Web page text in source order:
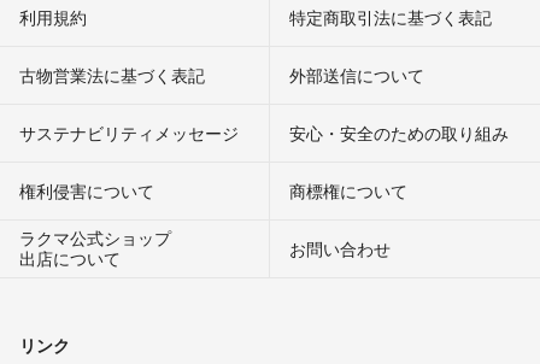
利用規約 特定商取引法に基づく表記
古物営業法に基づく表記 外部送信について
サステナビリティメッセージ 安心・安全のための取り組み
権利侵害について
商標権について
ラクマ公式ショップ
出店について
お問い合わせ
リンク